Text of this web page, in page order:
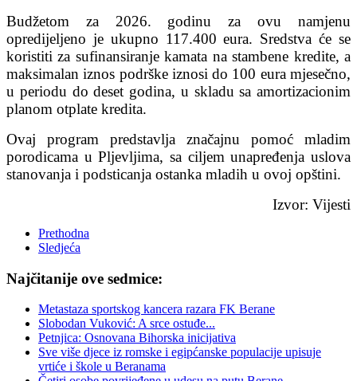
Budžetom za 2026. godinu za ovu namjenu
opredijeljeno je ukupno 117.400 eura. Sredstva će se
koristiti za sufinansiranje kamata na stambene kredite, a
maksimalan iznos podrške iznosi do 100 eura mjesečno,
u periodu do deset godina, u skladu sa amortizacionim
planom otplate kredita.
Ovaj program predstavlja značajnu pomoć mladim
porodicama u Pljevljima, sa ciljem unapređenja uslova
stanovanja i podsticanja ostanka mladih u ovoj opštini.
Izvor: Vijesti
Prethodna
Sledjeća
Najčitanije ove sedmice:
Metastaza sportskog kancera razara FK Berane
Slobodan Vuković: A srce ostuđe...
Petnjica: Osnovana Bihorska inicijativa
Sve više djece iz romske i egipćanske populacije upisuje
vrtiće i škole u Beranama